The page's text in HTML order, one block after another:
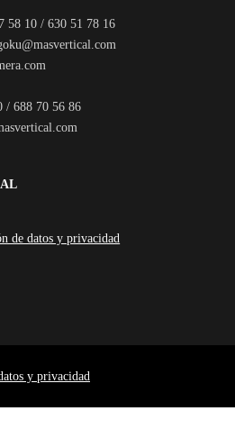
58 10 / 630 51 78 16
/ 688 70 56 86
de datos y privacidad
y privacidad